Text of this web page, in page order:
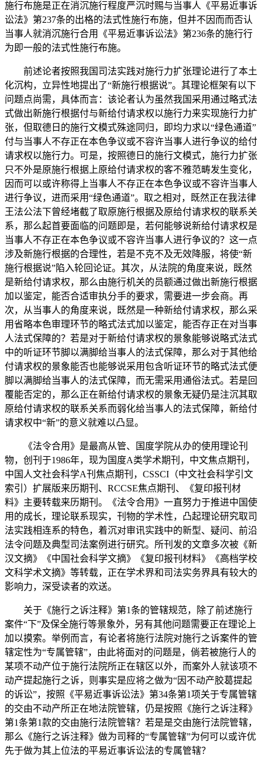
施行布施是正在消沉施行程度严沉时赐与当事人《平易近事诉
讼法》第237条的出格的法式性施行布施，但并不因而而否认
当事人就消沉施行合用《平易近事诉讼法》第236条的施行行
为即一般的法式性施行布施。
前述论者按照我国司法实践对施行力扩张理论进行了本土
化沉构，立异性地提出了“新施行根据说”。其理论框架有以下
问题点尚需，具体而言：该论者认为虽然我国采用通过略式法
式做出新施行根据付与新给付请求权以施行力来实现施行力扩
张，但取德日的施行文模式殊途同归，即均力求以“绿色通道”
付与当事人不存正在本色争议或不容许当事人进行争议的给付
请求权以施行力。可是，按照德日的施行文模式，施行力扩张
只不外是原施行根据上原给付请求权的客不雅范畴发生变化，
因而可以或许称得上当事人不存正在本色争议或不容许当事人
进行争议，进而采用“绿色通道”。取之相对，既然正在我法律
王法公法下曾经堵截了取原施行根据及原给付请求权的联系关
系，那么起首要面临的问题即是，若何能够说新给付请求权是
当事人不存正在本色争议或不容许当事人进行争议的？这一点
涉及新施行根据的合理性，若是不克不及无效降服，将使“新
施行根据说”陷入轮回论证。其次，从法院的角度来说，既然
是新给付请求权，那么由施行机关的员额通过做出新施行根据
加以鉴定，能否合适审执分手的要求，需要进一步会商。再
次，从当事人的角度来说，既然是一种新给付请求权，那么采
用省略本色审理环节的略式法式加以鉴定，能否存正在对当事
人法式保障的？若是对于新给付请求权的景象能够说略式法式
中的听证环节脚以满脚给当事人的法式保障，那么对于其他给
付请求权的景象能否也能够说采用包含听证环节的略式法式便
脚以满脚给当事人的法式保障，而无需采用通俗法式。若是回
覆能否定的，那么正在新给付请求权的景象无疑仍是注沉其取
原给付请求权的联系关系而弱化给当事人的法式保障，新给付
请求权中“新”的意义就难以凸显。
《法令合用》是最高从管、国度学院从办的使用理论刊
物，创刊于1986年，现为国度A类学术期刊，中文焦点期刊，
中国人文社会科学A刊焦点期刊，CSSCI（中文社会科学引文
索引）扩展版来历期刊、RCCSE焦点期刊、《复印报刊材
料》主要转载来历期刊。《法令合用》一直努力于推进中国使
用的成长，理论联系现实，刊物的学术性，凸起理论研究取司
法实践相连系的特色，着沉对审讯实践中的新型、疑问、前沿
法令问题及典型司法案例进行研究。所刊发的文章多次被《新
汉文摘》《中国社会科学文摘》《复印报刊材料》《高档学校
文科学术文摘》等转载，正在学术界和司法实务界具有较大的
影响力，深受读者的欢送。
关于《施行之诉注释》第1条的管辖规范，除了前述施行
案件“下”及保全施行等景象外，另有其他问题需要正在理论上
加以摸索。举例而言，有论者将施行法院对施行之诉案件的管
辖定性为“专属管辖”，由此将面对的问题是，倘若被施行人的
某项不动产位于施行法院所正在辖区以外，而案外人就该项不
动产提起施行之诉，则事实是应将之做为“因不动产胶葛提起
的诉讼”，按照《平易近事诉讼法》第34条第1项关于专属管辖
的交由不动产所正在地法院管辖，仍是按照《施行之诉注释》
第1条第1款的交由施行法院管辖？若是是交由施行法院管辖，
那么《施行之诉注释》做为司释的“专属管辖”为何可以或许优
先于做为其上位法的平易近事诉讼法的专属管辖？